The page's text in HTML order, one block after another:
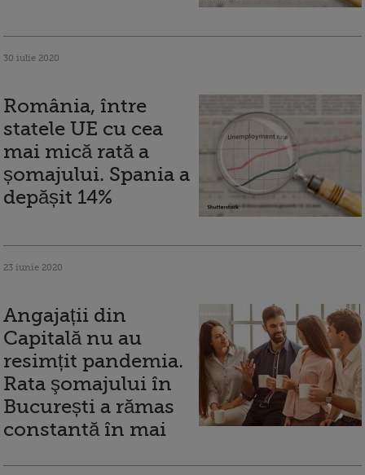
30 iulie 2020
România, între
statele UE cu cea
mai mică rată a
șomajului. Spania a
depășit 14%
23 iunie 2020
Angajații din
Capitală nu au
resimțit pandemia.
Rata şomajului în
București a rămas
constantă în mai